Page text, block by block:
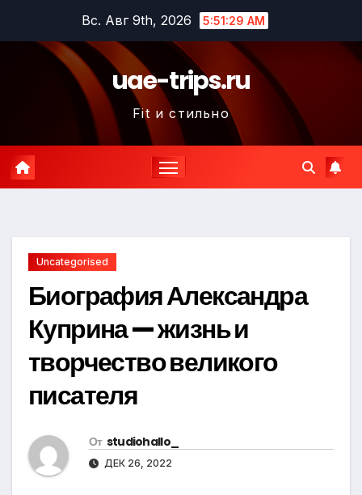
содержимому
Вс. Авг 9th, 2026 5:51:30 AM
uae-trips.ru
Fit и стильно
Uncategorised
Биография Александра
Куприна — жизнь и
творчество великого
писателя
От studiohallo_
ДЕК 26, 2022